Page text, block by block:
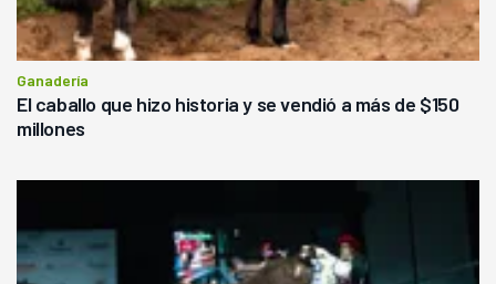
Ganadería
El caballo que hizo historia y se vendió a más de $150
millones